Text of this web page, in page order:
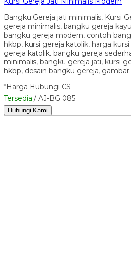
Bangku Gereja jati minimalis, Kursi
gereja minimalis, bangku gereja
bangku gereja modern, contoh
hkbp, kursi gereja katolik, harga
gereja katolik, bangku gereja
minimalis, bangku gereja jati, kursi
hkbp, desain bangku gereja,
*Harga Hubungi CS
Tersedia / AJ-BG 085
Hubungi Kami